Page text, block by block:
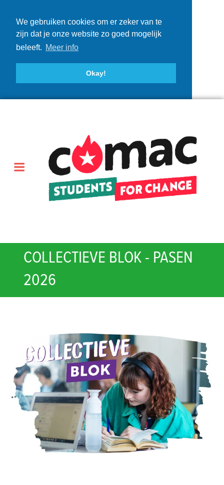
We gebruiken cookies om er zeker van te
zijn dat je onze website zo goed mogelijk
beleeft. Meer info
Okay!
COLLECTIEVE BLOK - PASEN
2026